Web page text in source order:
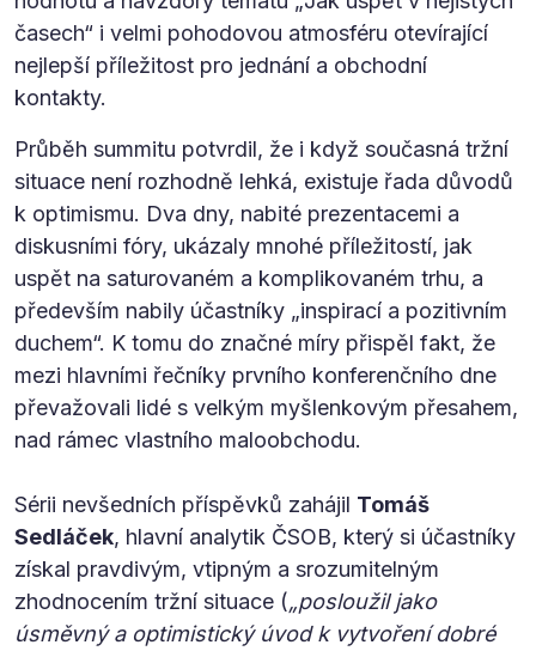
časech“ i velmi pohodovou atmosféru otevírající
nejlepší příležitost pro jednání a obchodní
kontakty.
Průběh summitu potvrdil, že i když současná tržní
situace není rozhodně lehká, existuje řada důvodů
k optimismu. Dva dny, nabité prezentacemi a
diskusními fóry, ukázaly mnohé příležitostí, jak
uspět na saturovaném a komplikovaném trhu, a
především nabily účastníky „inspirací a pozitivním
duchem“. K tomu do značné míry přispěl fakt, že
mezi hlavními řečníky prvního konferenčního dne
převažovali lidé s velkým myšlenkovým přesahem,
nad rámec vlastního maloobchodu.
Sérii nevšedních příspěvků zahájil Tomáš
Sedláček, hlavní analytik ČSOB, který si účastníky
získal pravdivým, vtipným a srozumitelným
zhodnocením tržní situace („posloužil jako
úsměvný a optimistický úvod k vytvoření dobré